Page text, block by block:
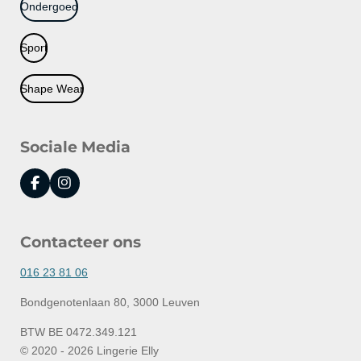
Ondergoed
Sport
Shape Wear
Sociale Media
F
a
b
o
k
I
n
a
r
a
Contacteer ons
016 23 81 06
Bondgenotenlaan 80, 3000 Leuven
BTW BE 0472.349.121
© 2020 - 2026 Lingerie Elly